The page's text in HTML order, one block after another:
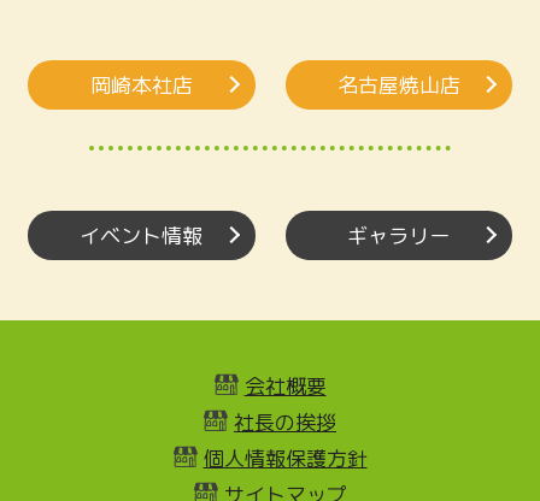
岡崎本社店 名古屋焼山店
イベント情報 ギャラリー
会社概要
社長の挨拶
個人情報保護方針
サイトマップ